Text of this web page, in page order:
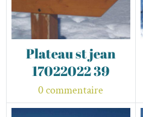
Plateau st jean
17022022 39
0 commentaire